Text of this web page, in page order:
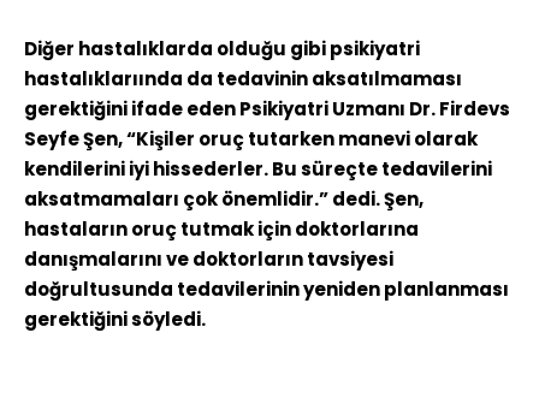
Diğer hastalıklarda olduğu gibi psikiyatri
hastalıklarıında da tedavinin aksatılmaması
gerektiğini ifade eden Psikiyatri Uzmanı Dr. Firdevs
Seyfe Şen, “Kişiler oruç tutarken manevi olarak
kendilerini iyi hissederler. Bu süreçte tedavilerini
aksatmamaları çok önemlidir.” dedi. Şen,
hastaların oruç tutmak için doktorlarına
danışmalarını ve doktorların tavsiyesi
doğrultusunda tedavilerinin yeniden planlanması
gerektiğini söyledi.